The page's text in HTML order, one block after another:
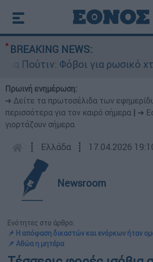
BREAKING NEWS:
Πούτιν: Φόβοι για ρωσικό
Πρωινή ενημέρωση:
➔ Δείτε τα πρωτοσέλιδα των
περισσότερα για τον καιρό σήμερα
➔
γιορτάζουν σήμερα
┋ Ελλάδα ┋ 17.04.2026
Newsroom
Ενότητες στο άρθρο:
📌 Η απόφαση δικαστών και ενόρκων ήταν
📌 Αθώα η μητέρα